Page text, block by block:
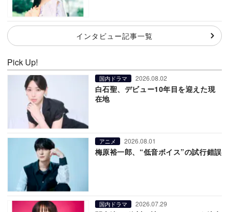
インタビュー記事一覧
Pick Up!
国内ドラマ 2026.08.02
白石聖、デビュー10年目を迎えた現
在地
アニメ 2026.08.01
梅原裕一郎、“低音ボイス”の試行錯誤
国内ドラマ 2026.07.29